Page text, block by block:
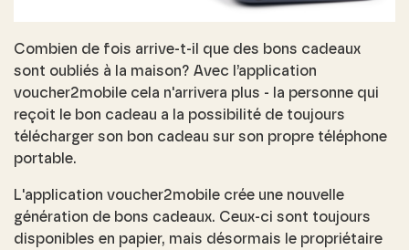
Combien de fois arrive-t-il que des bons cadeaux
sont oubliés à la maison? Avec l’application
voucher2mobile cela n'arrivera plus - la personne qui
reçoit le bon cadeau a la possibilité de toujours
télécharger son bon cadeau sur son propre téléphone
portable.
L'application voucher2mobile crée une nouvelle
génération de bons cadeaux. Ceux-ci sont toujours
disponibles en papier, mais désormais le propriétaire